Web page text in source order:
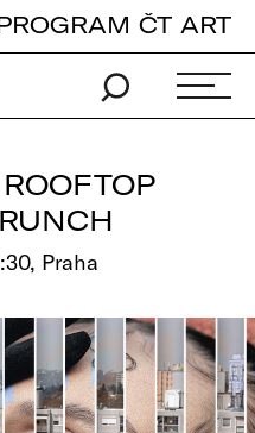
ČT ART
Praha